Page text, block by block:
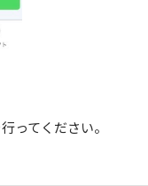
ってください。